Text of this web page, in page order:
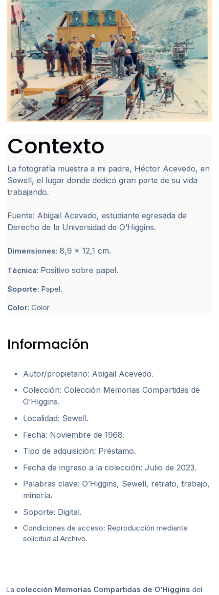
Contexto
La fotografía muestra a mi padre, Héctor Acevedo, en
Sewell, el lugar donde dedicó gran parte de su vida
trabajando.
Fuente: Abigail Acevedo, estudiante egresada de
Derecho de la Universidad de O’Higgins.
Dimensiones: 8,9 x 12,1 cm.
Técnica: Positivo sobre papel.
Soporte: Papel.
Color: Color
Información
Autor/propietario: Abigail Acevedo.
Colección: Colección Memorias Compartidas de
O’Higgins.
Localidad: Sewell.
Fecha: Noviembre de 1968.
Tipo de adquisición: Préstamo.
Fecha de ingreso a la colección: Julio de 2023.
Palabras clave: O’Higgins, Sewell, retrato, trabajo,
minería.
Soporte: Digital.
Condiciones de acceso: Reproducción mediante
solicitud al Archivo.
La colección Memorias Compartidas de O’Higgins del